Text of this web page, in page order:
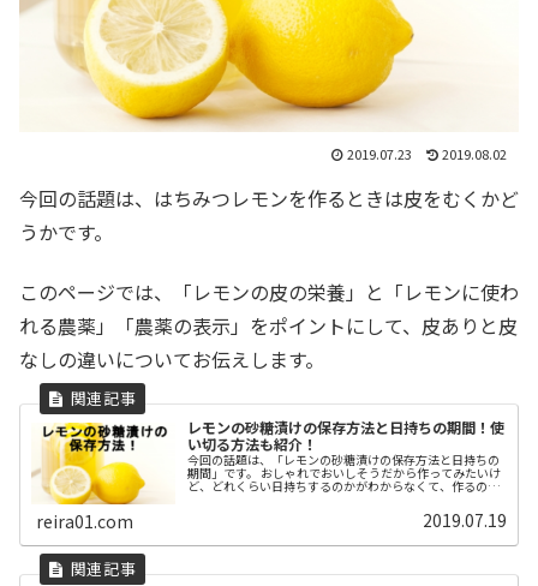
2019.07.23 2019.08.02
今回の話題は、はちみつレモンを作るときは皮をむくかど
うかです。
このページでは、「レモンの皮の栄養」と「レモンに使わ
れる農薬」「農薬の表示」をポイントにして、皮ありと皮
なしの違いについてお伝えします。
レモンの砂糖漬けの保存方法と日持ちの期間！使
い切る方法も紹介！
今回の話題は、「レモンの砂糖漬けの保存方法と日持ちの
期間」です。 おしゃれでおいしそうだから作ってみたいけ
ど、どれくらい日持ちするのかがわからなくて、作るのを
は、「レモンの砂糖漬けの保存方法と日持ちの期間」と
「使い切る方法としてレモンの砂糖漬けは何に使えるか」
reira01.com 2019.07.19